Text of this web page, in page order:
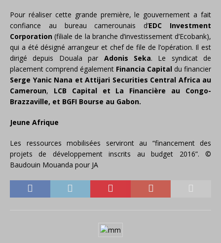
Pour réaliser cette grande première, le gouvernement a fait
confiance au bureau camerounais d’EDC Investment
Corporation (filiale de la branche d’investissement d’Ecobank),
qui a été désigné arrangeur et chef de file de l’opération. Il est
dirigé depuis Douala par Adonis Seka. Le syndicat de
placement comprend également Financia Capital du financier
Serge Yanic Nana et Attijari Securities Central Africa au
Cameroun, LCB Capital et La Financière au Congo-
Brazzaville, et BGFI Bourse au Gabon.
Jeune Afrique
Les ressources mobilisées serviront au “financement des
projets de développement inscrits au budget 2016”. ©
Baudouin Mouanda pour JA